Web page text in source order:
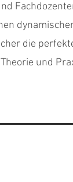
die
und